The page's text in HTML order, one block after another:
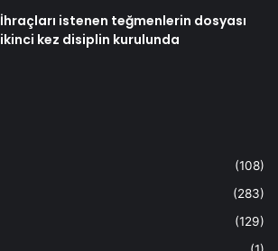
İhraçları istenen teğmenlerin dosyası
ikinci kez disiplin kurulunda
(108)
(283)
(129)